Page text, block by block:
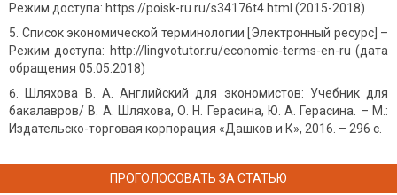
Режим доступа: https://poisk-ru.ru/s34176t4.html (2015-2018)
Список экономической терминологии [Электронный ресурс] –
Режим доступа: http://lingvotutor.ru/economic-terms-en-ru (дата
обращения 05.05.2018)
Шляхова В. А. Английский для экономистов: Учебник для
бакалавров/ В. А. Шляхова, О. Н. Герасина, Ю. А. Герасина. – М.:
Издательско-торговая корпорация «Дашков и К», 2016. – 296 с.
ПРОГОЛОСОВАТЬ ЗА СТАТЬЮ